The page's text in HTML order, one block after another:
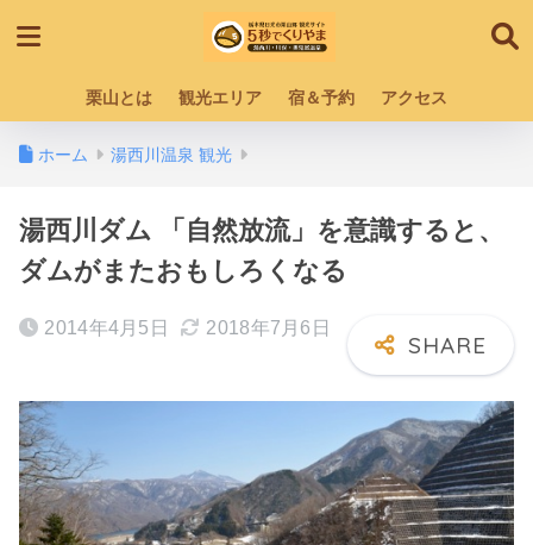
栗山とは 観光エリア 宿＆予約 アクセス
ホーム 湯西川温泉 観光
湯西川ダム 「自然放流」を意識すると、
ダムがまたおもしろくなる
2014年4月5日 2018年7月6日